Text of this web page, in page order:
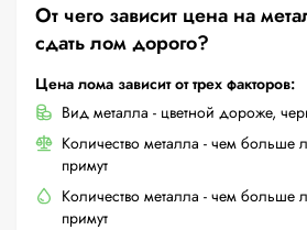
От чего зависит цена на
сдать лом дорого?
Цена лома зависит от трех факторов:
Вид металла - цветной дороже,
Количество металла - чем больше
примут
Количество металла - чем больше
примут